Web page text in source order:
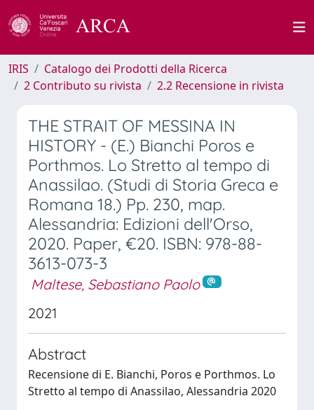
IRIS
Catalogo dei Prodotti della Ricerca
2 Contributo su rivista
2.2 Recensione in rivista
THE STRAIT OF MESSINA IN
HISTORY - (E.) Bianchi Poros e
Porthmos. Lo Stretto al tempo di
Anassilao. (Studi di Storia Greca e
Romana 18.) Pp. 230, map.
Alessandria: Edizioni dell'Orso,
2020. Paper, €20. ISBN: 978-88-
3613-073-3
Maltese, Sebastiano Paolo
2021
Abstract
Recensione di E. Bianchi, Poros e Porthmos. Lo
Stretto al tempo di Anassilao, Alessandria 2020